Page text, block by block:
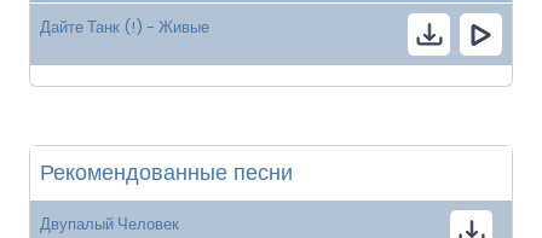
Дайте Танк (!) - Живые
Рекомендованные песни
Двупалый Человек